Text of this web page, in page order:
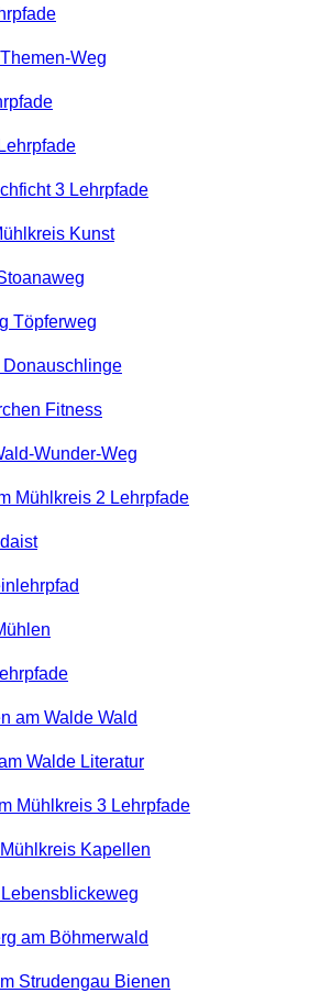
Weg
3 Lehrpfade
Kunst
Töpferweg
Fitness
Wunder-Weg
Mühlkreis 2 Lehrpfade
am Walde Wald
Walde Literatur
Mühlkreis 3 Lehrpfade
Kapellen
am Böhmerwald
Strudengau Bienen